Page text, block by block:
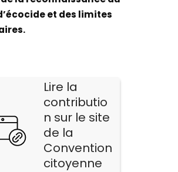
et des limites
Lire la
contributio
n sur le site
de la
Convention
citoyenne